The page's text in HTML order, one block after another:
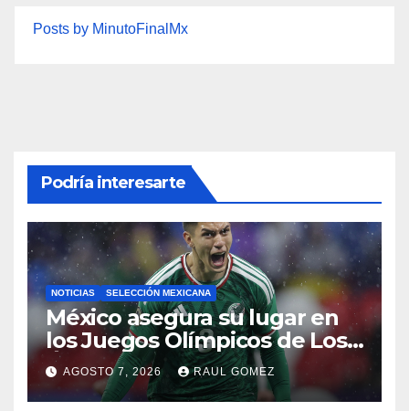
Posts by MinutoFinalMx
Podría interesarte
NOTICIAS SELECCIÓN MEXICANA
México asegura su lugar en
los Juegos Olímpicos de Los
Ángeles 2028
AGOSTO 7, 2026 RAUL GOMEZ